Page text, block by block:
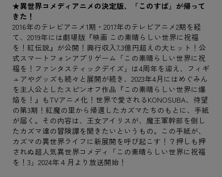
★異世界コメディアニメの決定版、「このすば」が帰って
きた！
2016年のテレビアニメ1期・2017年のテレビアニメ2期を経
て、2019年には劇場版『映画 この素晴らしい世界に祝福
を！紅伝説』が公開！興行収入7.3億円超えの大ヒット！公
式スマートフォンアプリゲーム「この素晴らしい世界に祝
福を！ファンタスティックデイズ」は4周年を迎え、フィギ
ュアやグッズも続々と展開が続き、2023年4月にはめぐみん
を主人公としたスピンオフ作品『この素晴らしい世界に爆
焔を！』もTVアニメ化！世界で愛されるKONOSUBA、待望
の第3期！紅魔の里から帰還したカズマたちのもとに、手紙
が届く。その内容は、王女アイリスが、魔王軍幹部を倒し
たカズマ達の冒険譚を聞きたいというもの。この手紙が、
カズマの異世界ライフに新展開を呼び起こす！？押しも押
されぬ超人気異世界コメディ「この素晴らしい世界に祝福
を！3」2024年４月より放送開始！